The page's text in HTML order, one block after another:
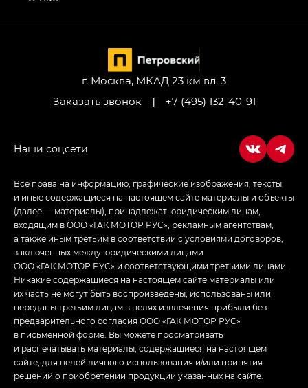
г. Москва, МКАД 23 км вл. 3
Заказать звонок
| +7 (495) 132-40-91
Все права на информацию, графические изображения, тексты
и иные содержащиеся на настоящем сайте материалы и объекты
(далее — материалы), принадлежат юридическим лицам,
входящим в ООО «ГАК МОТОР РУС», рекламным агентствам,
а также иным третьим в соответствии с условиями договоров,
заключенных между юридическими лицами
ООО «ГАК МОТОР РУС» и соответствующими третьими лицами.
Никакие содержащиеся на настоящем сайте материалы или
их часть не могут быть воспроизведены, использованы или
переданы третьим лицам в целях извлечения прибыли без
предварительного согласия ООО «ГАК МОТОР РУС»
в письменной форме. Вы можете просматривать
и распечатывать материалы, содержащиеся на настоящем
сайте, для целей личного использования и/или принятия
решений о приобретении продукции указанных на сайте.